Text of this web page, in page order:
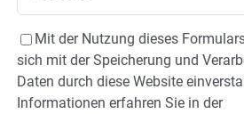
Mit der Nutzung dieses
sich mit der Speicherung und
Daten durch diese Website
Informationen erfahren Sie in der